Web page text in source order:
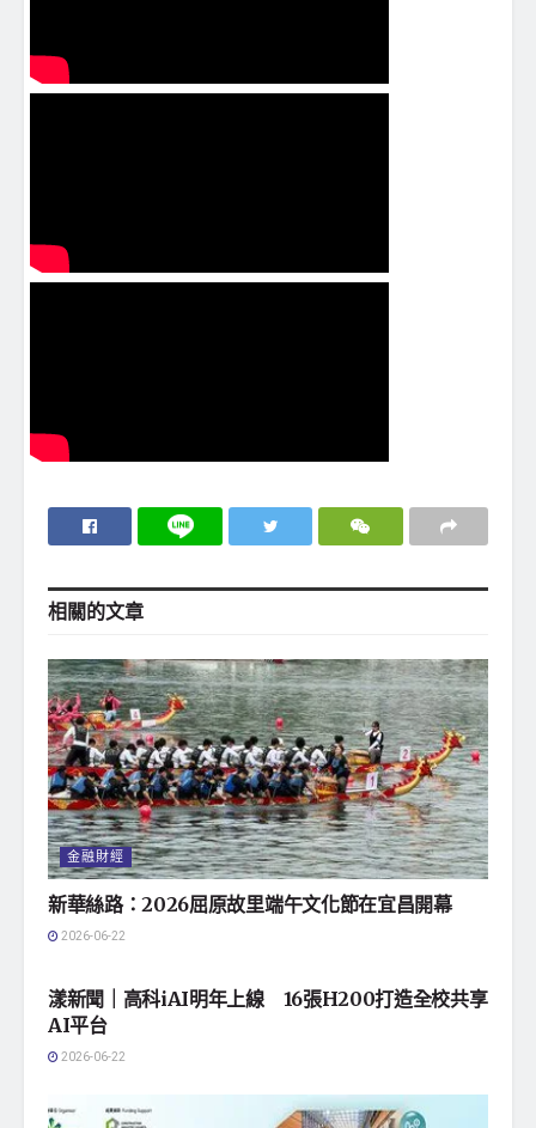
相關的文章
金融財經
新華絲路：2026屈原故里端午文化節在宜昌開幕
2026-06-22
漾新聞｜高科iAI明年上線 16張H200打造全校共享
AI平台
2026-06-22